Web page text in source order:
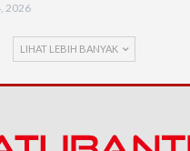
2026
LIHAT LEBIH BANYAK